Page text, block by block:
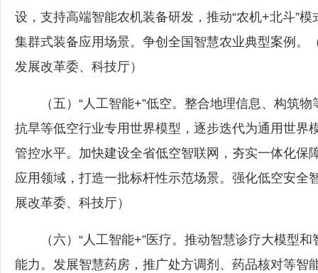
设，支持高端智能农机装备研发，推动“农机+北斗”
集群式装备应用场景。争创全国智慧农业典型案例。
发展改革委、科技厅）
（五）“人工智能+”低空。整合地理信息、构筑物
抗旱等低空行业专用世界模型，逐步迭代为通用世界
管控水平。加快建设全省低空智联网，夯实一体化保
应用领域，打造一批标杆性示范场景。强化低空安全
展改革委、科技厅）
（六）“人工智能+”医疗。推动智慧诊疗大模型和
能力。发展智慧药房，推广处方调剂、药品核对等智